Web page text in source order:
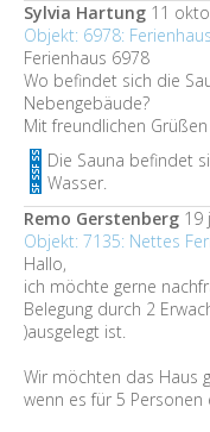
Sylvia Hartung 11
Objekt: 6978:
Ferienhaus 6978
Wo befindet sich die
Nebengebäude?
Mit freundlichen
Die Sauna befindet
Wasser.
Remo Gerstenberg 19
Objekt: 7135: Nettes
Hallo,
ich möchte gerne
Belegung durch 2
)ausgelegt ist.
Wir möchten das Haus
wenn es für 5 Personen